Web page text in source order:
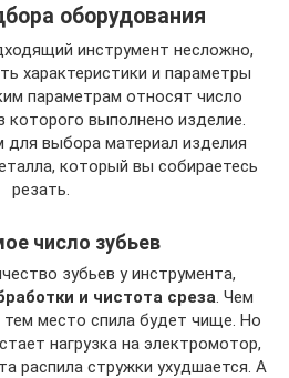
оборудования
инструмент несложно,
характеристики и параметры
параметрам относят число
которого выполнено изделие.
выбора материал изделия
который вы собираетесь
резать.
число зубьев
зубьев у инструмента,
и чистота среза. Чем
тем место спила будет чище. Но
нагрузка на электромотор,
распила стружки ухудшается. А